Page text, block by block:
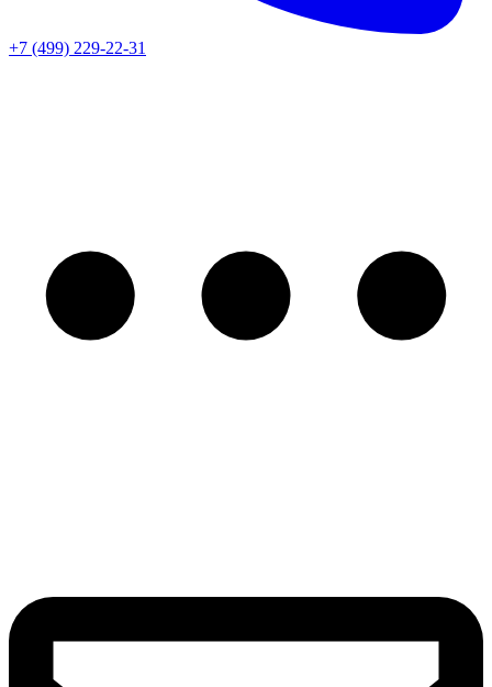
+7 (499) 229-22-31